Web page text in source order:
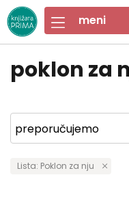
poklon za
Lista: Poklon za nju